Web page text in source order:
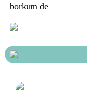
borkum de